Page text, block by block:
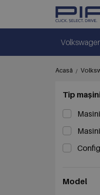
Acasă
Tip
Model